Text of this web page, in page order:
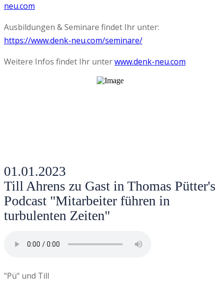
neu.com
Ausbildungen & Seminare findet Ihr unter:
https://www.denk-neu.com/seminare/
Weitere Infos findet Ihr unterwww.denk-neu.com
01.01.2023
Till Ahrens zu Gast in Thomas Pütter's
Podcast "Mitarbeiter führen in
turbulenten Zeiten"
"Pü" und Till